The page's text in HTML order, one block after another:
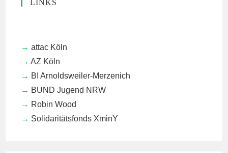
LINKS
attac Köln
AZ Köln
BI Arnoldsweiler-Merzenich
BUND Jugend NRW
Robin Wood
Solidaritätsfonds XminY